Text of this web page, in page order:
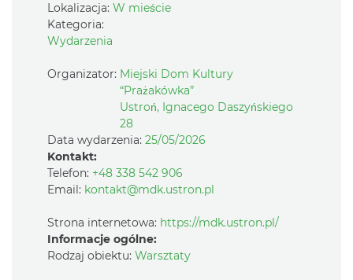
Lokalizacja: W mieście
Kategoria:
Wydarzenia
Organizator: Miejski Dom Kultury
“Prażakówka”
Ustroń, Ignacego Daszyńskiego
28
Data wydarzenia: 25/05/2026
Kontakt:
Telefon: +48 338 542 906
Email: kontakt@mdk.ustron.pl
Strona internetowa: https://mdk.ustron.pl/
Informacje ogólne:
Rodzaj obiektu: Warsztaty